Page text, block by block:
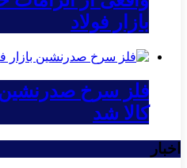
بازار فولاد
فلز سرخ صدرنشین
کالا شد
اخبار